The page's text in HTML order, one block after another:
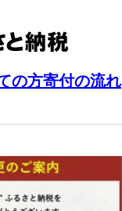
の方寄付の流れ